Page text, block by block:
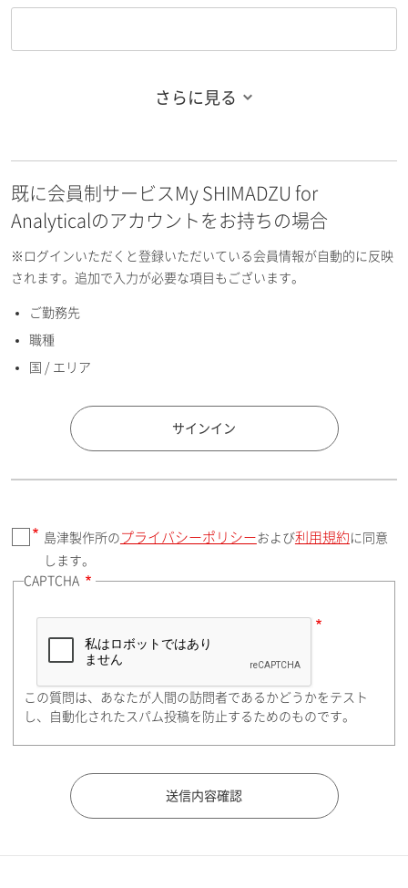
お名前フリガナ（名）
E-mailアドレス（半角英数）
国 / エリア
郵便番号（勤務先）
住所検索
都道府県（勤務先）
さらに見る
既に会員制サービスMy SHIMADZU for
Analyticalのアカウントをお持ちの場合
※ログインいただくと登録いただいている会員情報が自動的に反映
されます。追加で入力が必要な項目もございます。
ご勤務先
職種
国 / エリア
サインイン
島津製作所の プライバシーポリシー および利用規約 に同意
します。
CAPTCHA
この質問は、あなたが人間の訪問者であるかどうかをテスト
し、自動化されたスパム投稿を防止するためのものです。